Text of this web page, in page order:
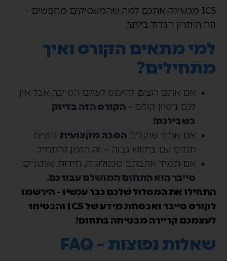
ICS מכשירה אתכם למה שהמעסיקים מחפשים –
וזה היתרון הגדול ביותר.
למי מתאים הקורס ואיך
מתחילים?
אם אתם רוצים להיכנס לעולם הסייבר, אבל אין
לכם ניסיון קודם –הקורס הזה בדיוק
בשבילכם!
אם אתם שוקליםהסבה מקצועית ורוצים
תחום עם ביקוש גבוה – זה הזמן להתחיל.
אם תמיד אהבתם טכנולוגיה, חידות ואתגרים –
סייבר הוא התחום המושלם עבורכם.
התחילו את המסלול שלכם כבר עכשיו – הירשמו
לקורס סייבר ואבטחת מידע של ICS והבטיחו
לעצמכם קריירה מבטיחה בתחום!
שאלות נפוצות – FAQ